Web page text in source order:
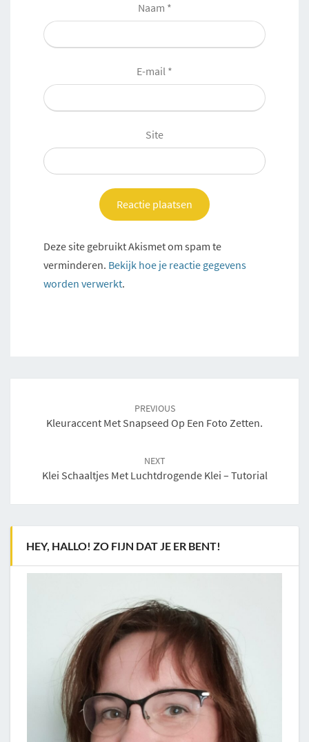
Naam *
E-mail *
Site
Deze site gebruikt Akismet om spam te
verminderen. Bekijk hoe je reactie gegevens
worden verwerkt.
PREVIOUS
Kleuraccent Met Snapseed Op Een Foto Zetten.
NEXT
Klei Schaaltjes Met Luchtdrogende Klei – Tutorial
HEY, HALLO! ZO FIJN DAT JE ER BENT!